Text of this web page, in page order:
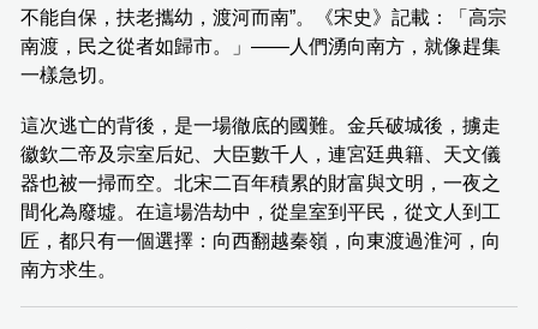
不能自保，扶老攜幼，渡河而南”。《宋史》記載：「高宗
南渡，民之從者如歸市。」——人們湧向南方，就像趕集
一樣急切。
這次逃亡的背後，是一場徹底的國難。金兵破城後，擄走
徽欽二帝及宗室后妃、大臣數千人，連宮廷典籍、天文儀
器也被一掃而空。北宋二百年積累的財富與文明，一夜之
間化為廢墟。在這場浩劫中，從皇室到平民，從文人到工
匠，都只有一個選擇：向西翻越秦嶺，向東渡過淮河，向
南方求生。